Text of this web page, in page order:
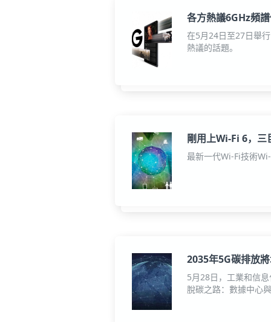
各方熱議6GHz頻
在5月24日至27日舉
熱議的話題。
剛用上Wi-Fi 6，
最新一代Wi-Fi技術
2035年5G碳排放
5月28日，工業和信
脫碳之路：數據中心